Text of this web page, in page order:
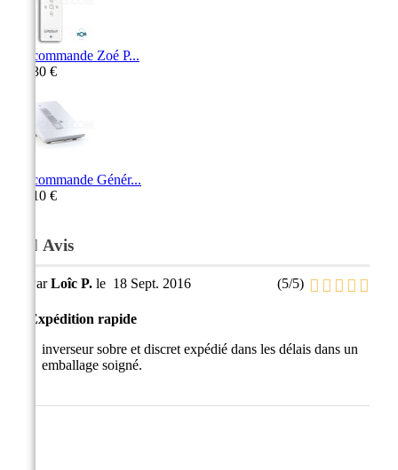
Télécommande Zoé P...
284,30 €
Télécommande Génér...
105,10 €
Avis
ParLoîc P. le 18 Sept. 2016 (5/5)
Expédition rapide
inverseur sobre et discret expédié dans les délais dans un
emballage soigné.